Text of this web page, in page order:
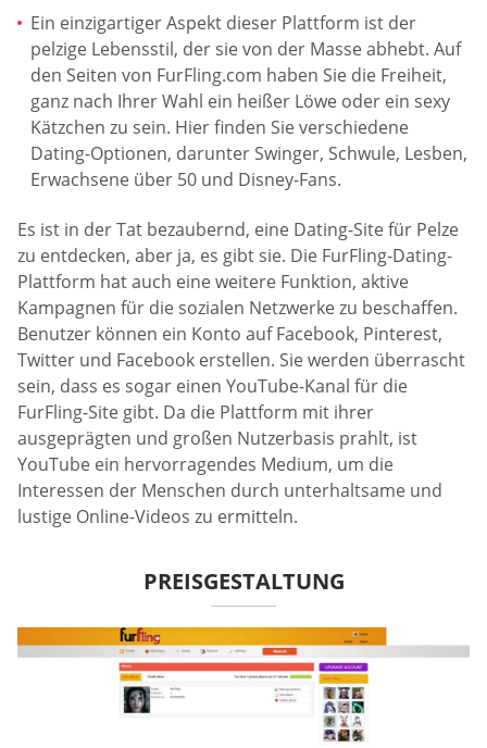
Ein einzigartiger Aspekt dieser Plattform ist der
pelzige Lebensstil, der sie von der Masse abhebt. Auf
den Seiten von FurFling.com haben Sie die Freiheit,
ganz nach Ihrer Wahl ein heißer Löwe oder ein sexy
Kätzchen zu sein. Hier finden Sie verschiedene
Dating-Optionen, darunter Swinger, Schwule, Lesben,
Erwachsene über 50 und Disney-Fans.
Es ist in der Tat bezaubernd, eine Dating-Site für Pelze
zu entdecken, aber ja, es gibt sie. Die FurFling-Dating-
Plattform hat auch eine weitere Funktion, aktive
Kampagnen für die sozialen Netzwerke zu beschaffen.
Benutzer können ein Konto auf Facebook, Pinterest,
Twitter und Facebook erstellen. Sie werden überrascht
sein, dass es sogar einen YouTube-Kanal für die
FurFling-Site gibt. Da die Plattform mit ihrer
ausgeprägten und großen Nutzerbasis prahlt, ist
YouTube ein hervorragendes Medium, um die
Interessen der Menschen durch unterhaltsame und
lustige Online-Videos zu ermitteln.
PREISGESTALTUNG